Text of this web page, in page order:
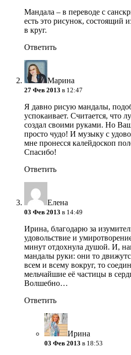
Мандала – в переводе с
есть это рисунок, состоящий
в круг.
Ответить
Марина
27 Фев 2013 в 12:47
Я давно рисую мандалы,
успокаивает. Считается, что
создал своими руками. Но
просто чудо! И музыку с
мне пронесся калейдоскоп
Спасибо!
Ответить
Елена
03 Фев 2013 в 14:49
Ирина, благодарю за
удовольствие и
минут отдохнула душой. И,
мандалы руки: они то
всем и всему вокруг, то
мельчайшие её частицы в
Волшебно…
Ответить
Ирина
03 Фев 2013 в 18:53